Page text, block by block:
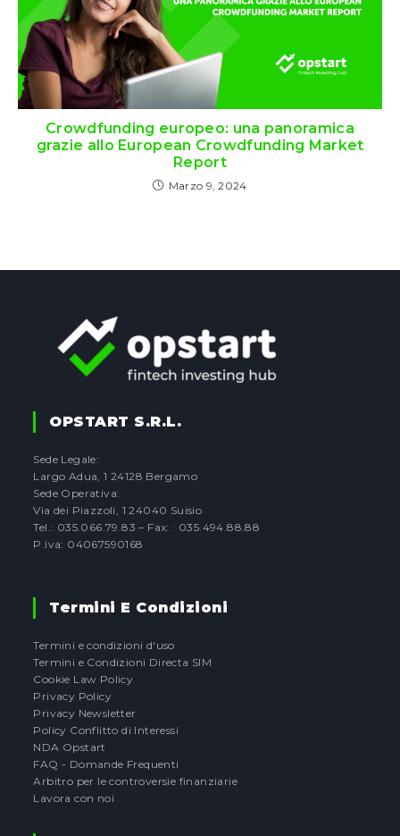
Crowdfunding europeo: una panoramica
grazie allo European Crowdfunding Market
Report
Marzo 9, 2024
OPSTART S.r.l.
Sede Legale:
Largo Adua, 1 24128 Bergamo
Sede Operativa:
Via dei Piazzoli, 1 24040 Suisio
Tel.: 035.066.79.83 – Fax: : 035.494.88.88
P.iva: 04067590168
Termini E Condizioni
Termini e condizioni d'uso
Termini e Condizioni Directa SIM
Cookie Law Policy
Privacy Policy
Privacy Newsletter
Policy Conflitto di Interessi
NDA Opstart
FAQ - Domande Frequenti
Arbitro per le controversie finanziarie
Lavora con noi